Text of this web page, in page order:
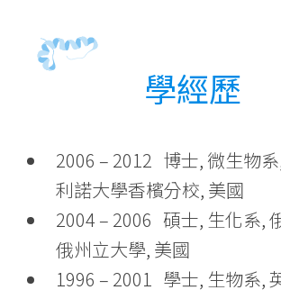
學經歷
2006 – 2012 博士, 微生物
利諾大學香檳分校, 美國
2004 – 2006 碩士, 生化系,
俄州立大學, 美國
1996 – 2001 學士, 生物系,